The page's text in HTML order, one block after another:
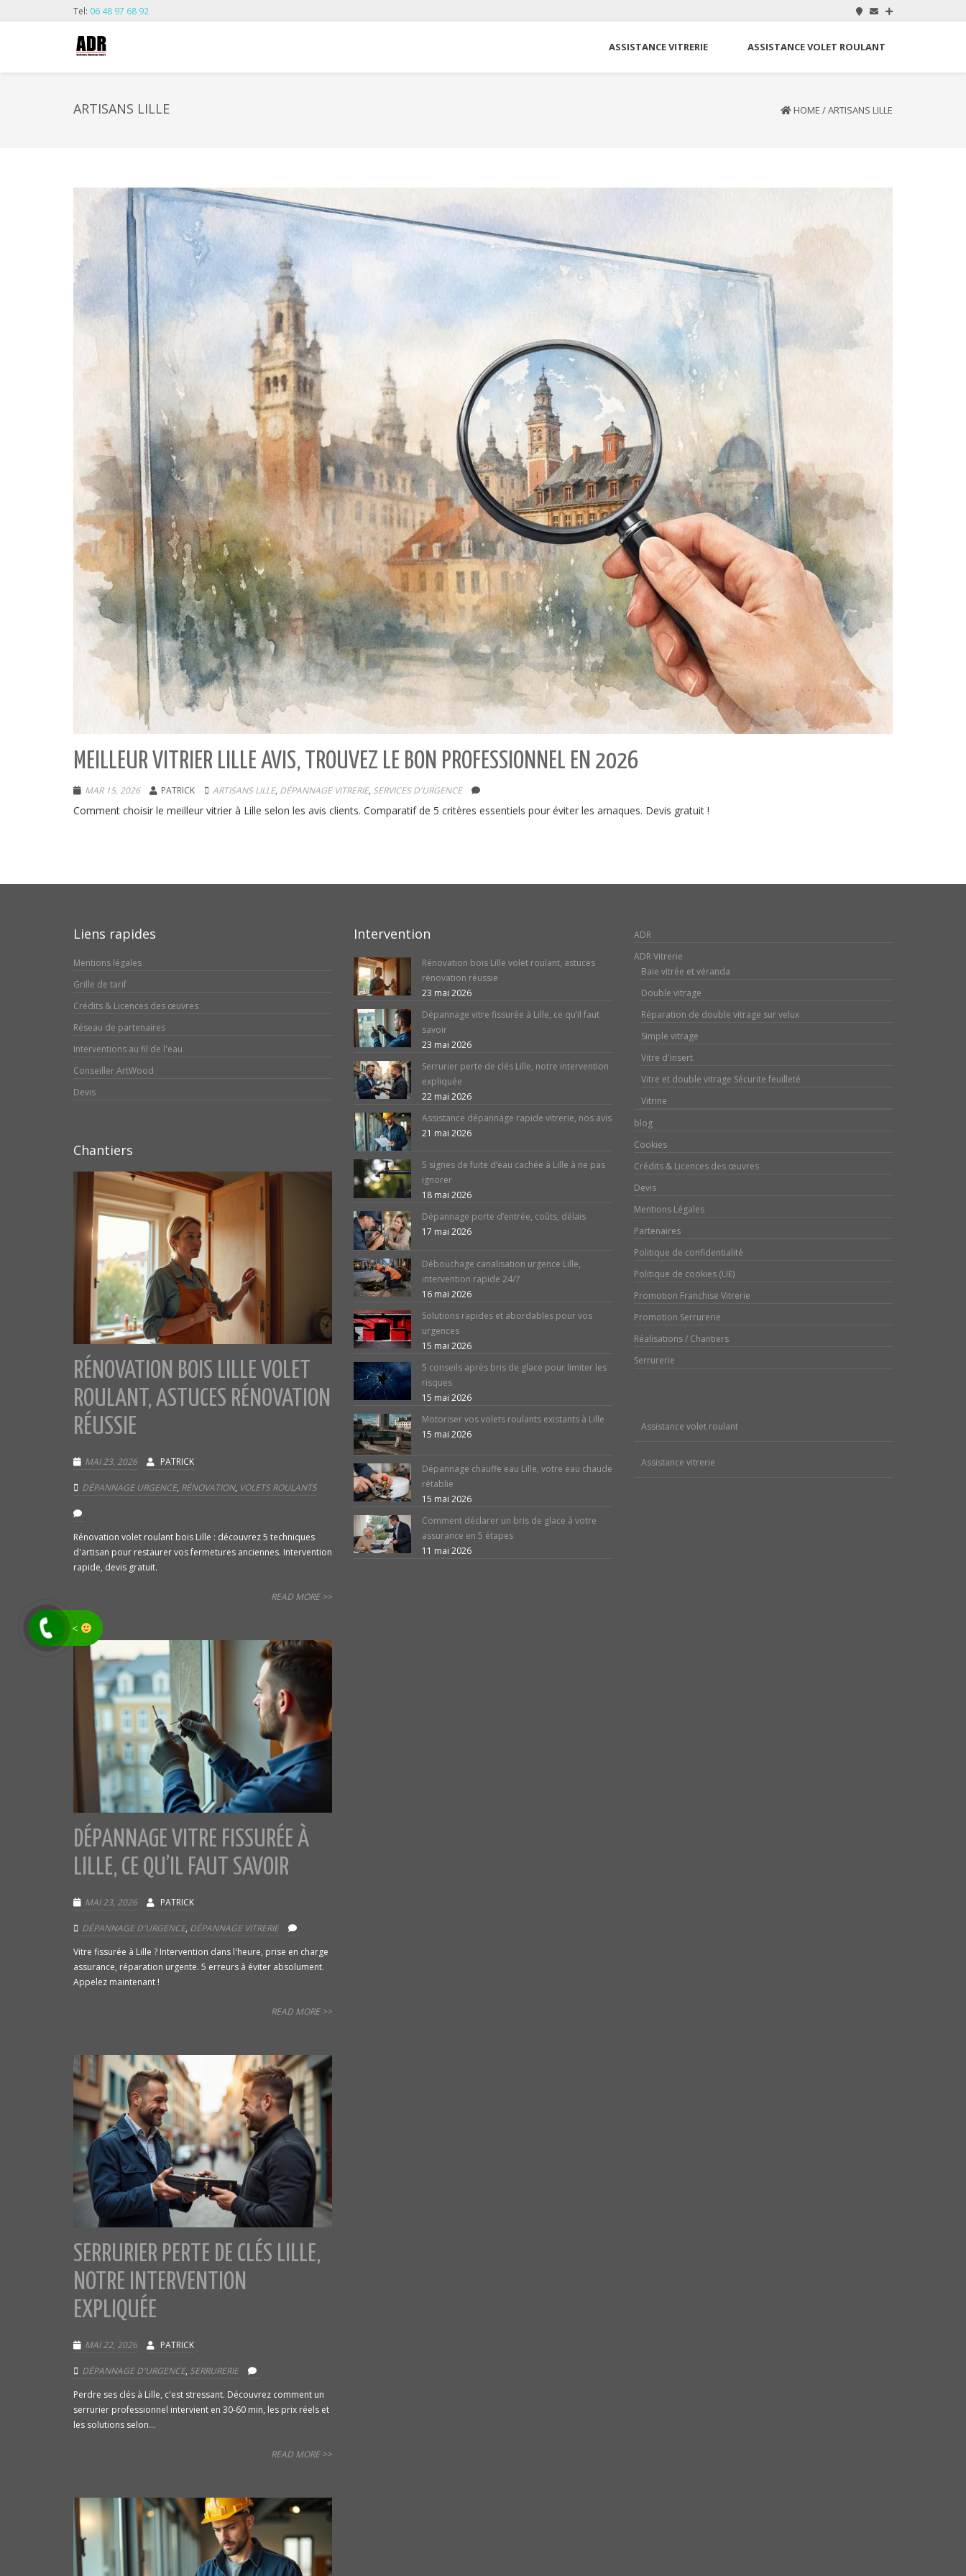
Tel: 06 48 97 68 92
ASSISTANCE VITRERIE ASSISTANCE VOLET ROULANT
ARTISANS LILLE HOME /ARTISANS LILLE
MEILLEUR VITRIER LILLE AVIS, TROUVEZ LE BON PROFESSIONNEL EN 2026
MAR 15, 2026 PATRICK ARTISANS LILLE, DÉPANNAGE VITRERIE, SERVICES D'URGENCE
Comment choisir le meilleur vitrier à Lille selon les avis clients. Comparatif de 5 critères essentiels pour éviter les arnaques. Devis gratuit !
Liens rapides
Mentions légales
Grille de tarif
Crédits & Licences des œuvres
Réseau de partenaires
Interventions au fil de l'eau
Conseiller ArtWood
Devis
Chantiers
RÉNOVATION BOIS LILLE VOLET
ROULANT, ASTUCES RÉNOVATION
RÉUSSIE
MAI 23, 2026 PATRICK
DÉPANNAGE URGENCE, RÉNOVATION, VOLETS ROULANTS
Rénovation volet roulant bois Lille : découvrez 5 techniques
d'artisan pour restaurer vos fermetures anciennes. Intervention
rapide, devis gratuit.
READ MORE >>
DÉPANNAGE VITRE FISSURÉE À
LILLE, CE QU’IL FAUT SAVOIR
MAI 23, 2026 PATRICK
DÉPANNAGE D'URGENCE, DÉPANNAGE VITRERIE
Vitre fissurée à Lille ? Intervention dans l'heure, prise en charge
assurance, réparation urgente. 5 erreurs à éviter absolument.
Appelez maintenant !
READ MORE >>
SERRURIER PERTE DE CLÉS LILLE,
NOTRE INTERVENTION
EXPLIQUÉE
MAI 22, 2026 PATRICK
DÉPANNAGE D'URGENCE, SERRURERIE
Perdre ses clés à Lille, c'est stressant. Découvrez comment un
serrurier professionnel intervient en 30-60 min, les prix réels et
les solutions selon...
READ MORE >>
Intervention
Rénovation bois Lille volet roulant, astuces
rénovation réussie
23 mai 2026
Dépannage vitre fissurée à Lille, ce qu’il faut
savoir
23 mai 2026
Serrurier perte de clés Lille, notre intervention
expliquée
22 mai 2026
Assistance dépannage rapide vitrerie, nos avis
21 mai 2026
5 signes de fuite d’eau cachée à Lille à ne pas
ignorer
18 mai 2026
Dépannage porte d’entrée, coûts, délais
17 mai 2026
Débouchage canalisation urgence Lille,
intervention rapide 24/7
16 mai 2026
Solutions rapides et abordables pour vos
urgences
15 mai 2026
5 conseils après bris de glace pour limiter les
risques
15 mai 2026
Motoriser vos volets roulants existants à Lille
15 mai 2026
Dépannage chauffe eau Lille, votre eau chaude
rétablie
15 mai 2026
Comment déclarer un bris de glace à votre
assurance en 5 étapes
11 mai 2026
ADR
ADR Vitrerie
Baie vitrée et véranda
Double vitrage
Réparation de double vitrage sur velux
Simple vitrage
Vitre d'insert
Vitre et double vitrage Sécurite feuilleté
Vitrine
blog
Cookies
Crédits & Licences des œuvres
Devis
Mentions Légales
Partenaires
Politique de confidentialité
Politique de cookies (UE)
Promotion Franchise Vitrerie
Promotion Serrurerie
Réalisations / Chantiers
Serrurerie
Assistance volet roulant
Assistance vitrerie
<